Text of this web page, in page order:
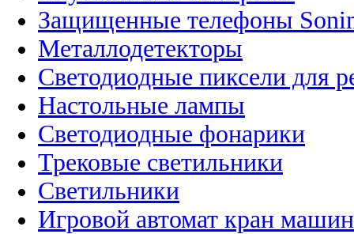
Защищенные телефоны
Металлодетекторы
Светодиодные пиксели для
Настольные лампы
Светодиодные фонарики
Трековые светильники
Светильники
Игровой автомат кран